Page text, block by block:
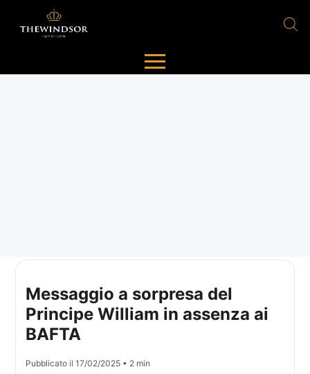
Messaggio a sorpresa del
Principe William in assenza ai
BAFTA
Pubblicato il17/02/2025 • 2 min